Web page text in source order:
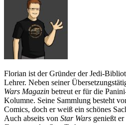
Florian ist der Gründer der Jedi-
Lehrer. Neben seiner
Wars Magazin betreut er für die
Kolumne. Seine Sammlung besteht
Comics, doch er weiß ein schönes
Auch abseits von Star Wars genießt